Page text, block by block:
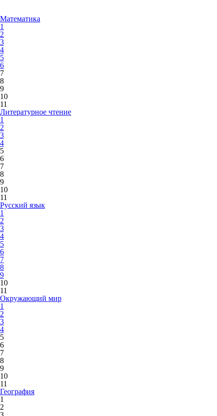
Математика
1
2
3
4
5
6
7
8
9
10
11
Литературное чтение
1
2
3
4
5
6
7
8
9
10
11
Русский язык
1
2
3
4
5
6
7
8
9
10
11
Окружающий мир
1
2
3
4
5
6
7
8
9
10
11
География
1
2